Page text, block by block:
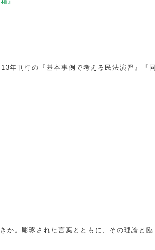
年刊行の『基本事例で考える民法演習』『同
か。彫琢された言葉とともに、その理論と臨